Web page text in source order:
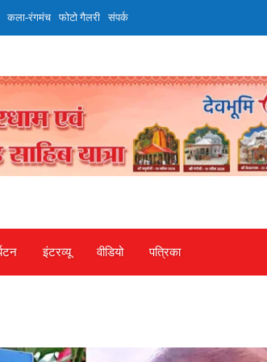
कला-रंगमंच फोटो गैलरी संपर्क
इंटरव्‍यू वीडियो पत्रिका